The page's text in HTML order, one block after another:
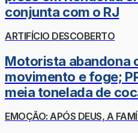
conjunta com o RJ
ARTIFÍCIO DESCOBERTO
Motorista abandona
movimento e foge;
meia tonelada de
EMOÇÃO: APÓS DEUS, A